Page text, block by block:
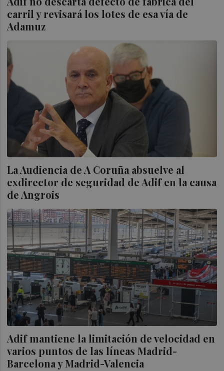
carril y revisará los lotes de esa vía de
Adamuz
La Audiencia de A Coruña absuelve al
exdirector de seguridad de Adif en la causa
de Angrois
Adif mantiene la limitación de velocidad en
varios puntos de las líneas Madrid-
Barcelona y Madrid-Valencia